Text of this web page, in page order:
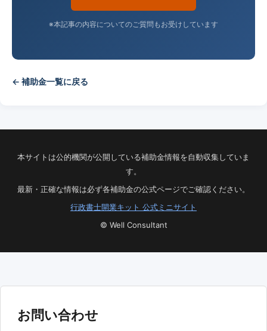
※本記事の内容についてのご質問もお受けしています
← 補助金一覧に戻る
本サイトは公的機関が公開している補助金情報を自動収集していま
す。
最新・正確な情報は必ず各補助金の公式ページでご確認ください。
行政書士開業キット 公式ミニサイト
© Well Consultant
お問い合わせ